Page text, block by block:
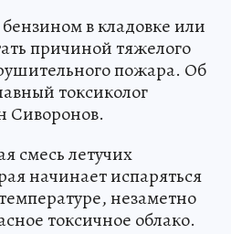
в кладовке или
причиной тяжелого
пожара. Об
токсиколог
Сиворонов.
смесь летучих
начинает испаряться
незаметно
токсичное облако.